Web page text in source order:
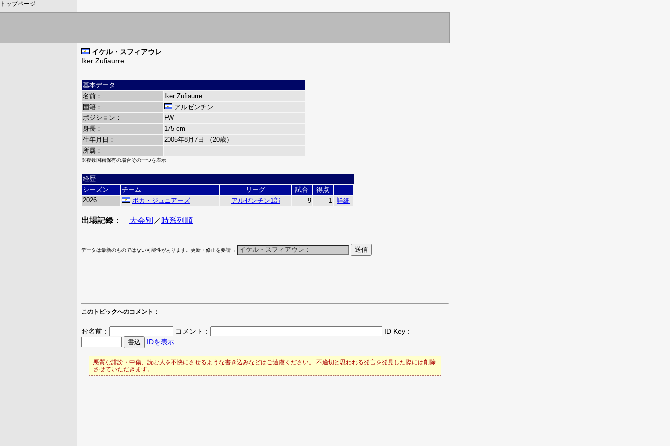
トップページ
イケル・スフィアウレ
Iker Zufiaurre
基本データ
名前：
Iker Zufiaurre
国籍：
アルゼンチン
ポジション：
FW
身長：
175 cm
生年月日：
2005年8月7日 （20歳）
所属：
※複数国籍保有の場合その一つを表示
経歴
シーズン
チーム リーグ 試合
得点
2026
ボカ・ジュニアーズ アルゼンチン1部 9 1 詳細
出場記録： 大会別 ／時系列順
データは最新のものではない可能性があります。更新・修正を要請→
このトピックへのコメント：
お名前： コメント：
ID Key：
IDを表示
悪質な誹謗・中傷、読む人を不快にさせるような書き込みなどはご遠慮ください。 不適切と思われる発言を発見した際には削除
させていただきます。